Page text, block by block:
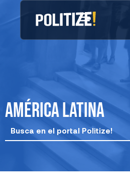
América Latina